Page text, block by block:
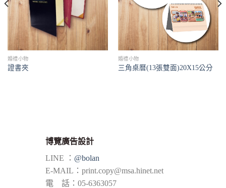
婚禮小物
證書夾
婚禮小物
三角桌曆(13張雙面)20X15公分
博覽廣告設計
LINE ： @bolan
E-MAIL： print.copy@msa.hinet.net
電 話：05-6363057